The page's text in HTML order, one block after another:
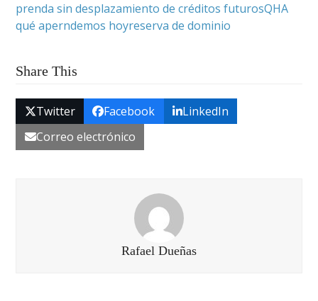
prenda sin desplazamiento de créditos futurosQHA
qué aperndemos hoyreserva de dominio
Share This
Twitter Facebook
LinkedIn
Correo electrónico
Rafael Dueñas